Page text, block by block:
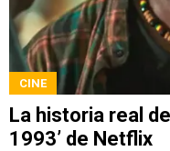
CINE
La historia real
1993’ de Netflix